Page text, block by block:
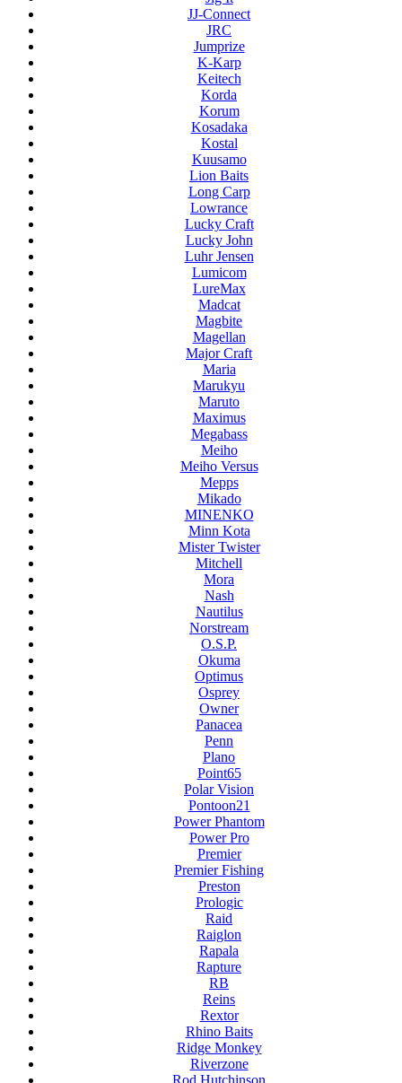
JJ-Connect
JRC
Jumprize
K-Karp
Keitech
Korda
Korum
Kosadaka
Kostal
Kuusamo
Lion Baits
Long Carp
Lowrance
Lucky Craft
Lucky John
Luhr Jensen
Lumicom
LureMax
Madcat
Magbite
Magellan
Major Craft
Maria
Marukyu
Maruto
Maximus
Megabass
Meiho
Meiho Versus
Mepps
Mikado
MINENKO
Minn Kota
Mister Twister
Mitchell
Mora
Nash
Nautilus
Norstream
O.S.P.
Okuma
Optimus
Osprey
Owner
Panacea
Penn
Plano
Point65
Polar Vision
Pontoon21
Power Phantom
Power Pro
Premier
Premier Fishing
Preston
Prologic
Raid
Raiglon
Rapala
Rapture
RB
Reins
Rextor
Rhino Baits
Ridge Monkey
Riverzone